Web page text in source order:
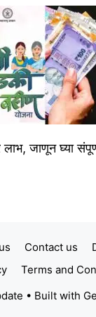
जाणून घ्या
Contact us
Terms and
• Built with